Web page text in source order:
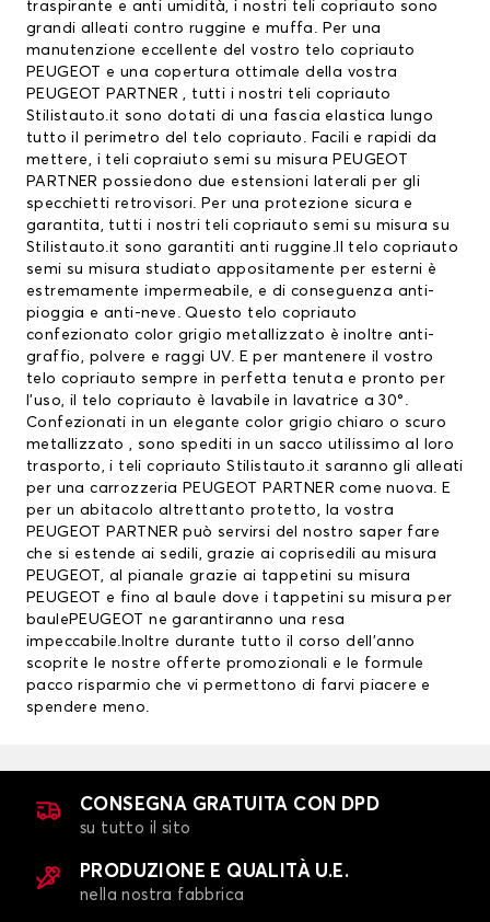
traspirante e anti umidità, i nostri teli copriauto sono
grandi alleati contro ruggine e muffa. Per una
manutenzione eccellente del vostro telo copriauto
PEUGEOT
e una copertura ottimale della vostra
PEUGEOT PARTNER , tutti i nostri teli copriauto
Stilistauto.it sono dotati di una fascia elastica lungo
tutto il perimetro del telo copriauto. Facili e rapidi da
mettere, i teli copraiuto semi su misura PEUGEOT
PARTNER possiedono due estensioni laterali per gli
specchietti retrovisori. Per una protezione sicura e
garantita, tutti i nostri teli copriauto semi su misura su
Stilistauto.it sono garantiti anti ruggine.Il telo copriauto
semi su misura studiato appositamente per esterni è
estremamente impermeabile, e di conseguenza anti-
pioggia e anti-neve. Questo telo copriauto
confezionato color grigio metallizzato è inoltre anti-
graffio, polvere e raggi UV. E per mantenere il vostro
telo copriauto sempre in perfetta tenuta e pronto per
l’uso, il telo copriauto è lavabile in lavatrice a 30°.
Confezionati in un elegante color grigio chiaro o scuro
metallizzato , sono spediti in un sacco utilissimo al loro
trasporto, i teli copriauto Stilistauto.it saranno gli alleati
per una carrozzeria PEUGEOT PARTNER come nuova. E
per un abitacolo altrettanto protetto, la vostra
PEUGEOT PARTNER può servirsi del nostro saper fare
che si estende ai sedili, grazie aicoprisedili au misura
PEUGEOT , al pianale grazie ai tappetini su misura
PEUGEOT
e fino al baule dove i tappetini su misura per
baulePEUGEOT ne garantiranno una resa
impeccabile.Inoltre durante tutto il corso dell’anno
scoprite le nostre offerte promozionali e le formule
pacco risparmio che vi permettono di farvi piacere e
spendere meno.
CONSEGNA GRATUITA CON DPD
su tutto il sito
PRODUZIONE E QUALITÀ U.E.
nella nostra fabbrica